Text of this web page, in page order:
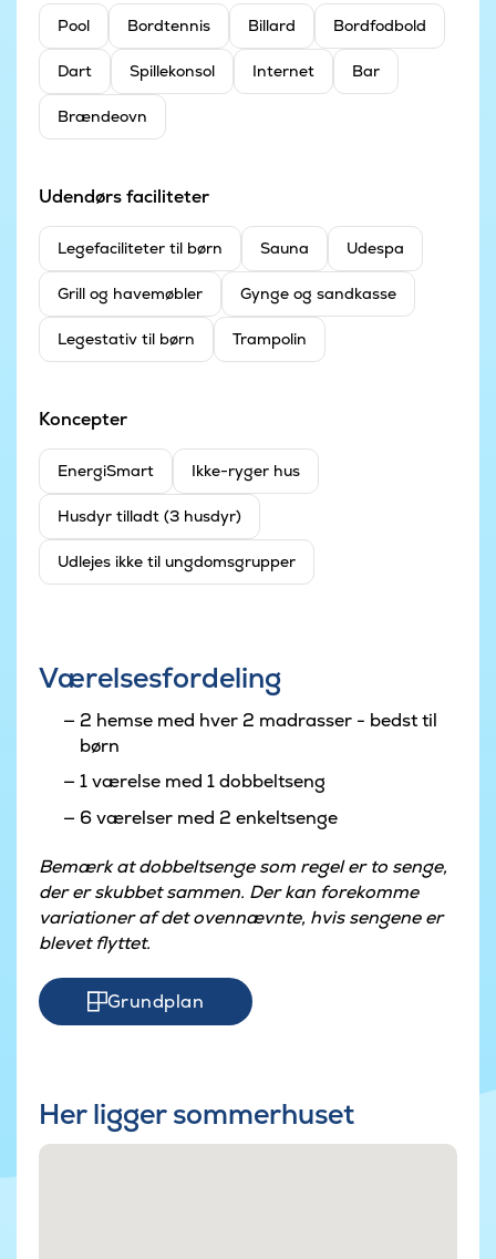
Pool Bordtennis Billard Bordfodbold
Dart Spillekonsol Internet Bar
Brændeovn
Udendørs faciliteter
Legefaciliteter til børn Sauna Udespa
Grill og havemøbler Gynge og sandkasse
Legestativ til børn Trampolin
Koncepter
EnergiSmart Ikke-ryger hus
Husdyr tilladt (3 husdyr)
Udlejes ikke til ungdomsgrupper
Værelsesfordeling
2 hemse med hver 2 madrasser - bedst til
børn
1 værelse med 1 dobbeltseng
6 værelser med 2 enkeltsenge
Bemærk at dobbeltsenge som regel er to senge,
der er skubbet sammen. Der kan forekomme
variationer af det ovennævnte, hvis sengene er
blevet flyttet.
Grundplan
Her ligger sommerhuset